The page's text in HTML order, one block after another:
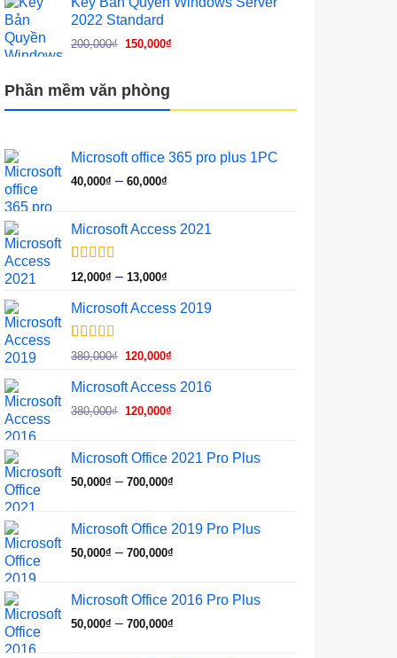
200,000₫.
là:
2022 Standard
200,000₫ Giá
200,000₫.
150,000₫Giá
Phần mềm văn phòng
Microsoft office 365 pro plus 1PC
40,000₫ – 60,000₫
40,000₫
Microsoft Access 2021
5.00trên 5
dựa trên
1
đánh giá
12,000₫ – 13,000₫
từ
đến
Microsoft Access 2019
5.00trên 5
dựa trên
1
đánh giá
380,000₫ Giá
là:
380,000₫.
120,000₫Giá
tại
là:
Microsoft Access 2016
380,000₫ Giá
380,000₫.
120,000₫Giá
là:
120,000₫.
Microsoft Office 2021 Pro Plus
50,000₫ – 700,000₫
50,000₫
Microsoft Office 2019 Pro Plus
50,000₫ – 700,000₫
50,000₫
Microsoft Office 2016 Pro Plus
50,000₫ – 700,000₫